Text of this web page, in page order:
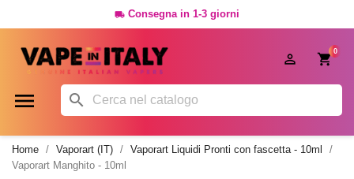
 Consegna in 1-3 giorni
0

 
Home Vaporart (IT)
Vaporart Liquidi Pronti con fascetta - 10ml
Vaporart Manghito - 10ml